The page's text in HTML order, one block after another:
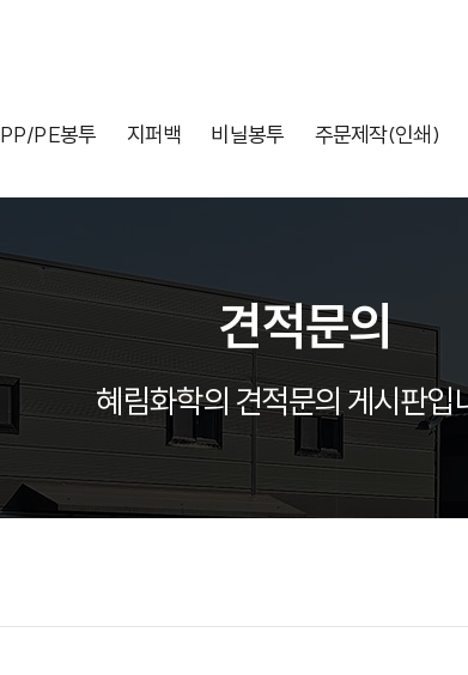
PP/PE봉투 지퍼백 비닐봉투 주문제작(인쇄)
견적문의
혜림화학의 견적문의 게시판입